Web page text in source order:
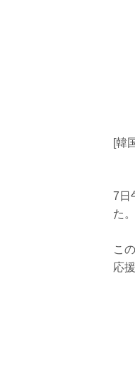
[韓
7日
た。
こ
応